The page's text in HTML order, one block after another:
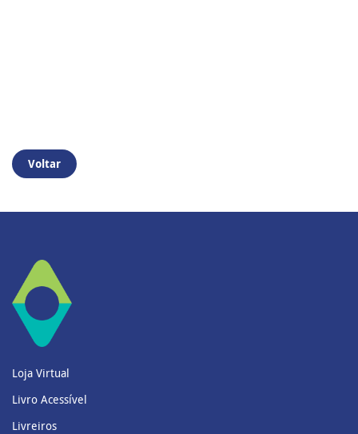
Voltar
Loja Virtual
Livro Acessível
Livreiros